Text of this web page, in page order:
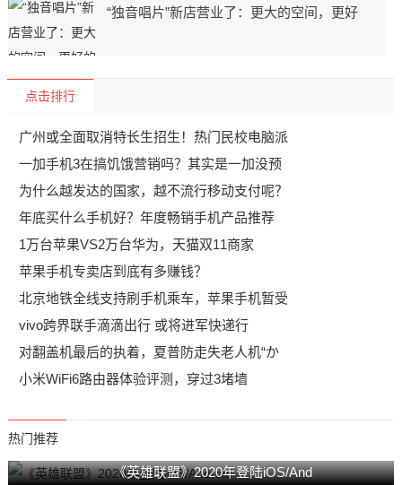
“独音唱片”新店营业了：更大的空间，更好
点击排行
广州或全面取消特长生招生！热门民校电脑派
一加手机3在搞饥饿营销吗？其实是一加没预
为什么越发达的国家，越不流行移动支付呢？
年底买什么手机好？年度畅销手机产品推荐
1万台苹果VS2万台华为，天猫双11商家
苹果手机专卖店到底有多赚钱？
北京地铁全线支持刷手机乘车，苹果手机暂受
vivo跨界联手滴滴出行 或将进军快递行
对翻盖机最后的执着，夏普防走失老人机“か
小米WiFi6路由器体验评测，穿过3堵墙
热门推荐
《英雄联盟》2020年登陆iOS/And